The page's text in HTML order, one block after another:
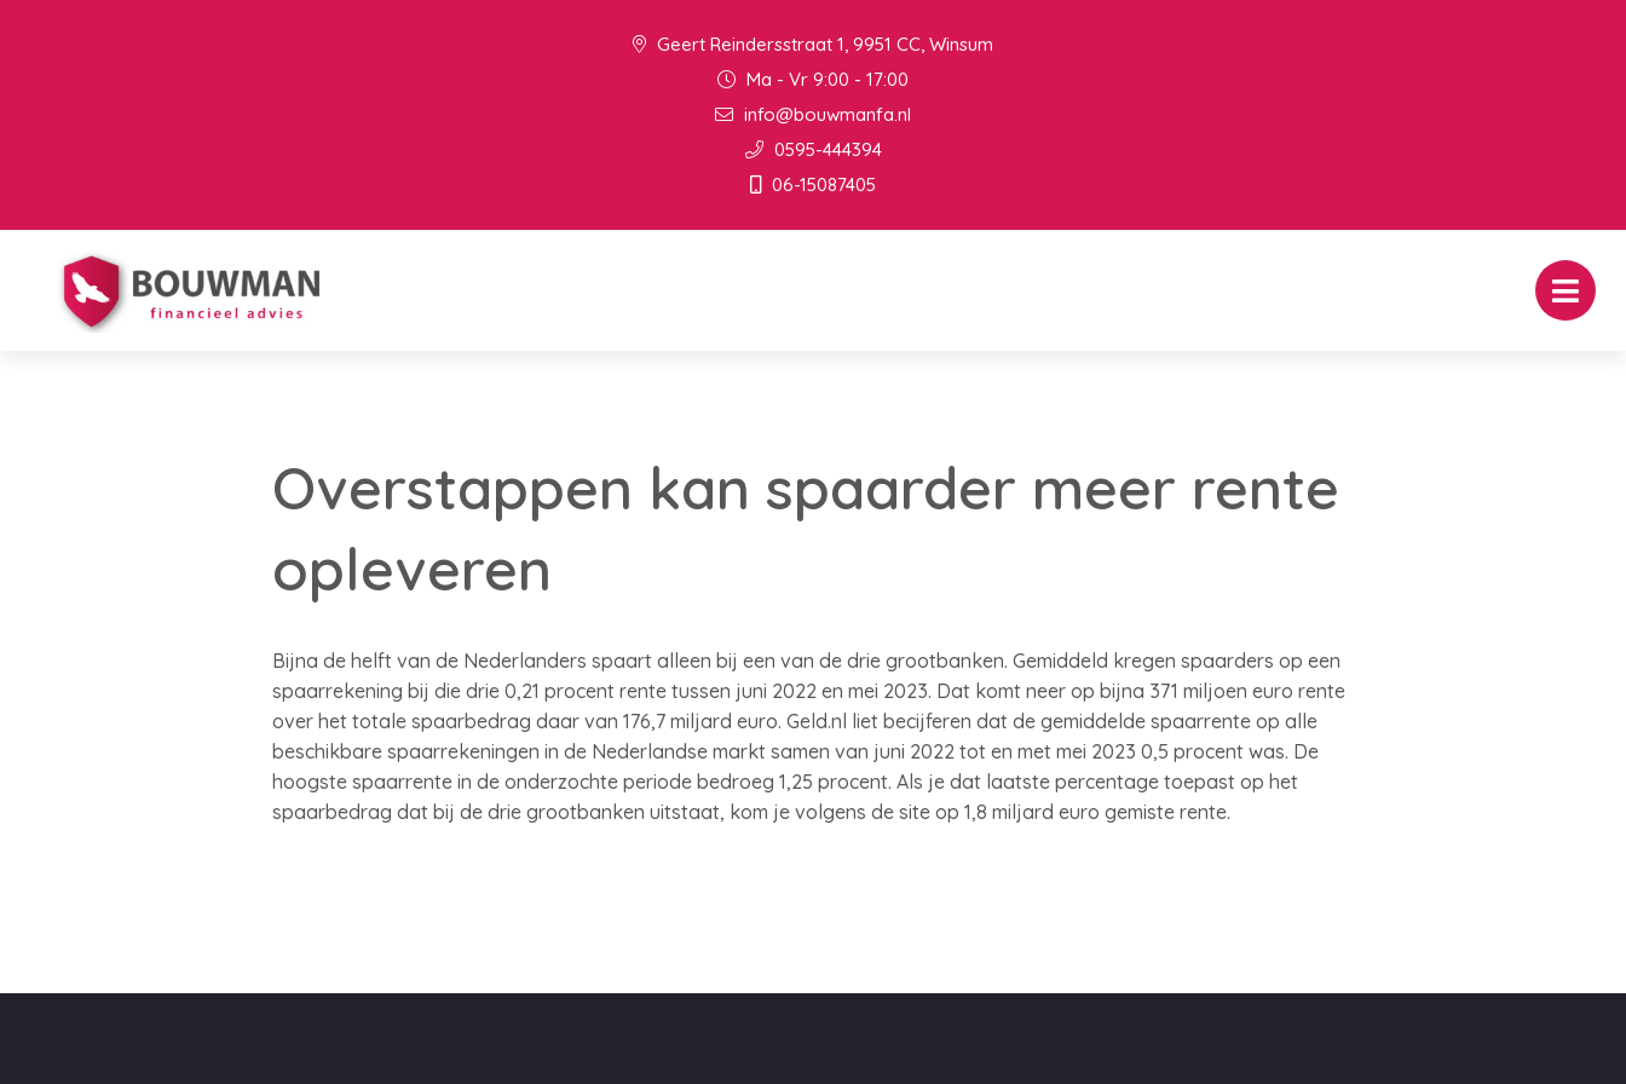
Geert Reindersstraat 1, 9951 CC, Winsum
Ma - Vr 9:00 - 17:00
info@bouwmanfa.nl
0595-444394
06-15087405
Overstappen kan spaarder meer rente
opleveren
Bijna de helft van de Nederlanders spaart alleen bij een van de drie grootbanken. Gemiddeld kregen spaarders op een
spaarrekening bij die drie 0,21 procent rente tussen juni 2022 en mei 2023. Dat komt neer op bijna 371 miljoen euro rente
over het totale spaarbedrag daar van 176,7 miljard euro. Geld.nl liet becijferen dat de gemiddelde spaarrente op alle
beschikbare spaarrekeningen in de Nederlandse markt samen van juni 2022 tot en met mei 2023 0,5 procent was. De
hoogste spaarrente in de onderzochte periode bedroeg 1,25 procent. Als je dat laatste percentage toepast op het
spaarbedrag dat bij de drie grootbanken uitstaat, kom je volgens de site op 1,8 miljard euro gemiste rente.